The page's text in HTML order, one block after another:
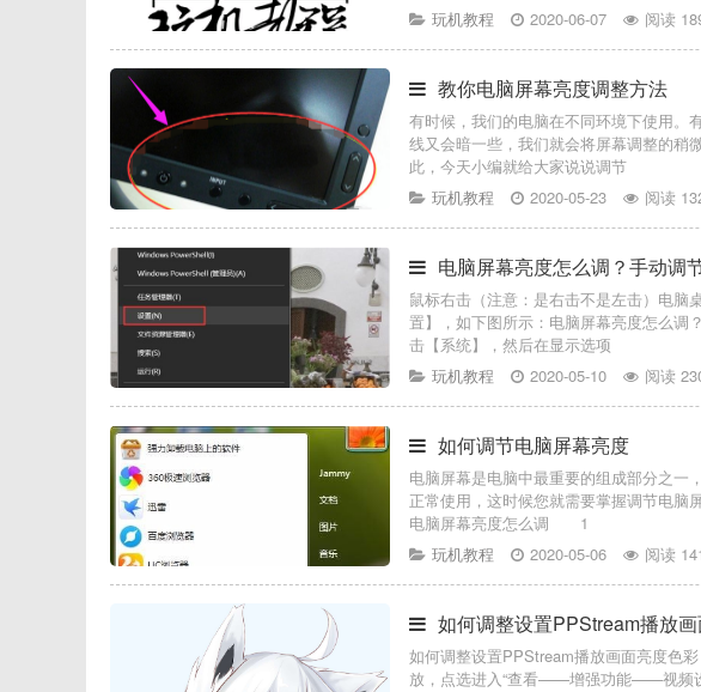
玩机教程
2020-06-07 阅读
教你电脑屏幕亮度调整方法
有时候，我们的电脑在不同环境下使用。
线又会暗一些，我们就会将屏幕调整的稍
此，今天小编就给大家说说调节
玩机教程
2020-05-23 阅读
电脑屏幕亮度怎么调？手动调
鼠标右击（注意：是右击不是左击）电脑
置】，如下图所示：电脑屏幕亮度怎么调
击【系统】，然后在显示选项
玩机教程
2020-05-10 阅读
如何调节电脑屏幕亮度
电脑屏幕是电脑中最重要的组成部分之一
正常使用，这时候您就需要掌握调节电
电脑屏幕亮度怎么调 1
玩机教程
2020-05-06 阅读
如何调整设置PPStream播放
如何调整设置PPStream播放画面亮度色
放，点选进入“查看——增强功能——视频